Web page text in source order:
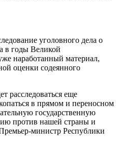
уголовного дела о
в годы Великой
наработанный материал,
оценки содеянного
расследоваться еще
в прямом и переносном
государственную
против нашей страны и
министр Республики